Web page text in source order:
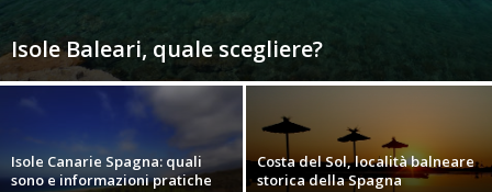
Isole Baleari, quale scegliere?
Isole Canarie Spagna: quali
sono e informazioni pratiche
Costa del Sol, località balneare
storica della Spagna